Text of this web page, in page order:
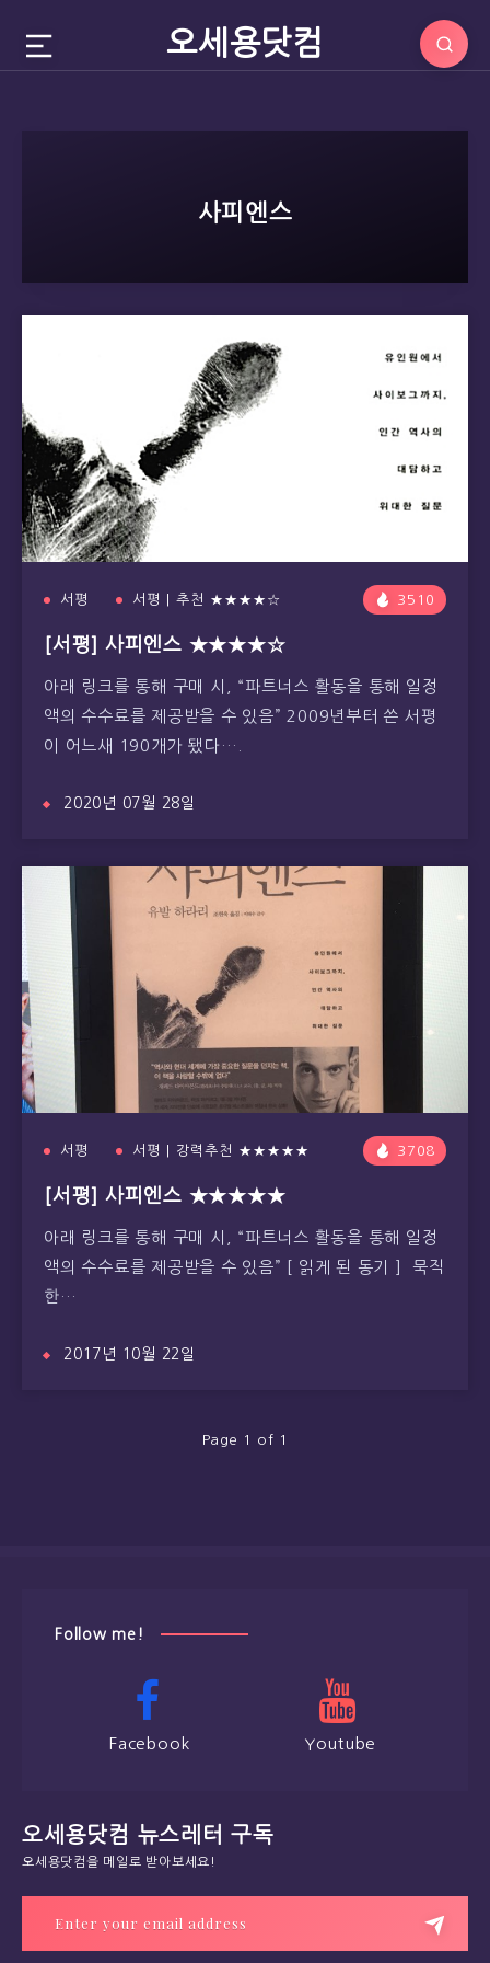
오세용닷컴
사피엔스
서평 서평 | 추천 ★★★★☆ 3510
[서평] 사피엔스 ★★★★☆
아래 링크를 통해 구매 시, “파트너스 활동을 통해 일정
액의 수수료를 제공받을 수 있음” 2009년부터 쓴 서평
이 어느새 190개가 됐다….
2020년 07월 28일
서평 서평 | 강력추천 ★★★★★ 3708
[서평] 사피엔스 ★★★★★
아래 링크를 통해 구매 시, “파트너스 활동을 통해 일정
액의 수수료를 제공받을 수 있음” [ 읽게 된 동기 ] 묵직
한…
2017년 10월 22일
Page 1 of 1
Follow me!
Facebook Youtube
오세용닷컴 뉴스레터 구독
오세용닷컴을 메일로 받아보세요!